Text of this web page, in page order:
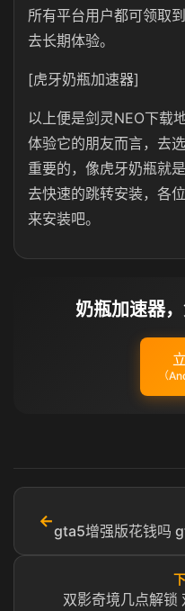
所有平台用户都可领取到
去长期体验。
[虎牙奶瓶加速器]
以上便是剑灵NEO下载
体验它的朋友而言，去
重要的，像虎牙奶瓶就
去快速的跳转安装，各
来安装吧。
奶瓶加速器
（
←
gta5增强版花钱吗
双影奇境几点解锁